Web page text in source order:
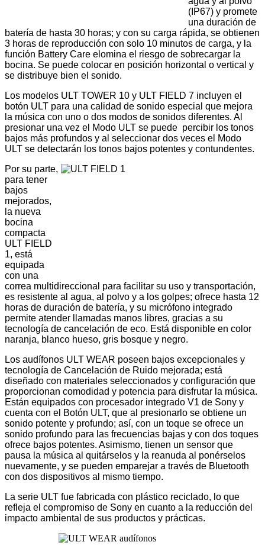
(IP67) y promete
una duración de
batería de hasta 30 horas; y con su carga rápida, se obtienen
3 horas de reproducción con solo 10 minutos de carga, y la
función Battery Care elomina el riesgo de sobrecargar la
bocina. Se puede colocar en posición horizontal o vertical y
se distribuye bien el sonido.
Los modelos ULT TOWER 10 y ULT FIELD 7 incluyen el
botón ULT para una calidad de sonido especial que mejora
la música con uno o dos modos de sonidos diferentes. Al
presionar una vez el Modo ULT se puede percibir los tonos
bajos más profundos y al seleccionar dos veces el Modo
ULT se detectarán los tonos bajos potentes y contundentes.
Por su parte,
para tener
bajos
mejorados,
la nueva
bocina
compacta
ULT FIELD
1, está
equipada
con una
correa multidireccional para facilitar su uso y transportación,
es resistente al agua, al polvo y a los golpes; ofrece hasta 12
horas de duración de batería, y su micrófono integrado
permite atender llamadas manos libres, gracias a su
tecnología de cancelación de eco. Está disponible en color
naranja, blanco hueso, gris bosque y negro.
Los audífonos ULT WEAR poseen bajos excepcionales y
tecnología de Cancelación de Ruido mejorada; está
diseñado con materiales seleccionados y configuración que
proporcionan comodidad y potencia para disfrutar la música.
Están equipados con procesador integrado V1 de Sony y
cuenta con el Botón ULT, que al presionarlo se obtiene un
sonido potente y profundo; así, con un toque se ofrece un
sonido profundo para las frecuencias bajas y con dos toques
ofrece bajos potentes. Asimismo, tienen un sensor que
pausa la música al quitárselos y la reanuda al ponérselos
nuevamente, y se pueden emparejar a través de Bluetooth
con dos dispositivos al mismo tiempo.
La serie ULT fue fabricada con plástico reciclado, lo que
refleja el compromiso de Sony en cuanto a la reducción del
impacto ambiental de sus productos y prácticas.